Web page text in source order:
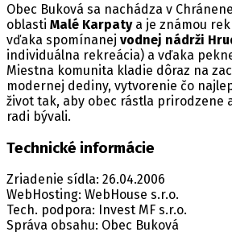
Obec Buková sa nachádza v
oblasti Malé Karpatya je známou
vďaka spomínanej vodnej nádrži
individuálna rekreácia) a vďaka
Miestna komunita kladie dôraz na
modernej dediny, vytvorenie čo
život tak, aby obec rástla prirodzene
radi bývali.
Technické informácie
Zriadenie sídla: 26.04.2006
WebHosting: WebHouse s.r.o.
Tech. podpora: Invest MF s.r.o.
Správa obsahu: Obec Buková